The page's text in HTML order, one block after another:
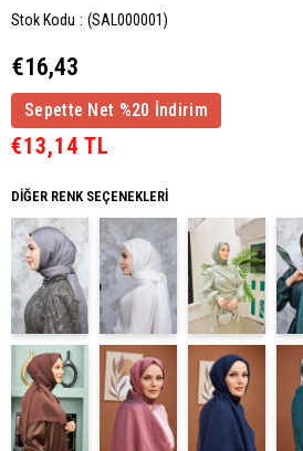
Stok Kodu (SAL000001)
€16,43
Sepette Net %20 İndirim
€13,14 TL
DIĞER RENK SEÇENEKLERI